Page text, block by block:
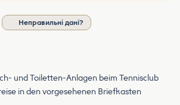
Неправильні дані?
und Toiletten-Anlagen beim Tennisclub
in den vorgesehenen Briefkasten